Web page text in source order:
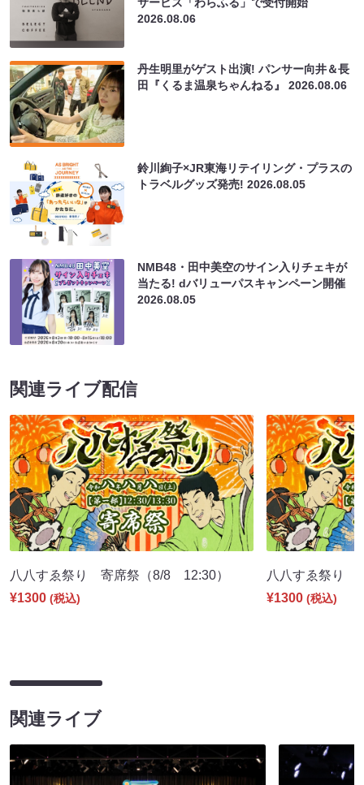
2026.08.06
丹生明里がゲスト出演! パンサー向井＆長
田『くるま温泉ちゃんねる』2026.08.06
鈴川絢子×JR東海リテイリング・プラスの
トラベルグッズ発売!2026.08.05
NMB48・田中美空のサイン入りチェキが
当たる! dバリューパスキャンペーン開催
2026.08.05
関連ライブ配信
八八すゑ祭り 寄席祭（8/8 12:30）
¥1300 (税込)
八八すゑ祭り
¥1300 (税込)
関連ライブ